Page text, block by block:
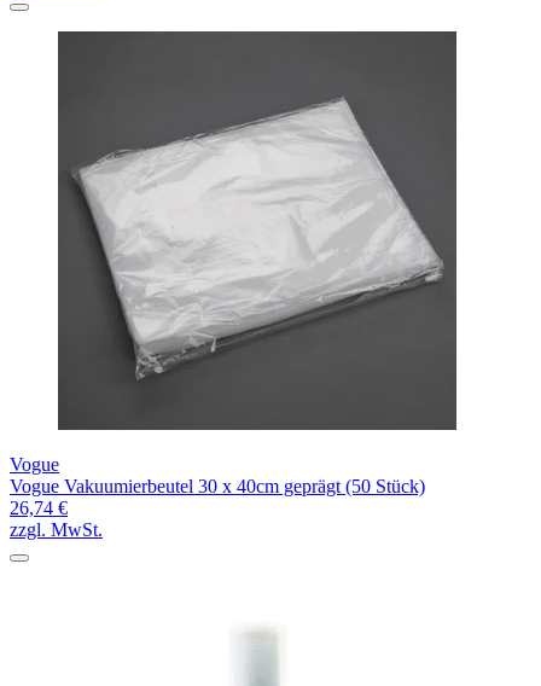
Vogue
Vogue Vakuumierbeutel 30 x 40cm geprägt (50 Stück)
26,74 €
zzgl. MwSt.